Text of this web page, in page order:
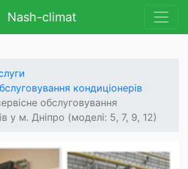
Nash-climat
кондиціонерів
обслуговування
у м. Дніпро (моделі: 5, 7, 9, 12)